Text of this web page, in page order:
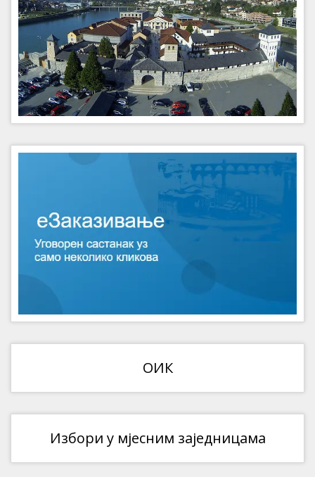
ОИК
Избори у мјесним заједницама